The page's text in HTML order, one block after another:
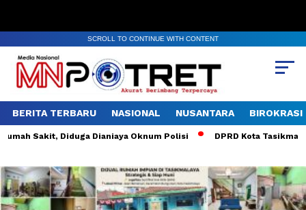
SCROLL TO CONTINUE WITH CONTENT
BERITA TERBARU NASIONAL NUSANTARA BIROKRASI
Sakit, Diduga Dianiaya Oknum Polisi DPRD Kota